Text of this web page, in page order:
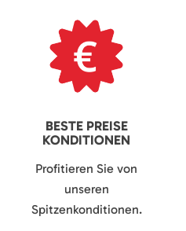
BESTE PREISE
KONDITIONEN
Profitieren Sie von
unseren
Spitzenkonditionen.